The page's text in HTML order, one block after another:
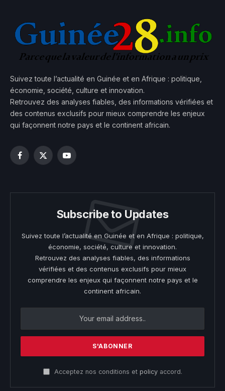
Suivez toute l’actualité en Guinée et en Afrique : politique,
économie, société, culture et innovation.
Retrouvez des analyses fiables, des informations vérifiées et
des contenus exclusifs pour mieux comprendre les enjeux
qui façonnent notre pays et le continent africain.
Facebook
X
YouTube
Subscribe to Updates
Suivez toute l’actualité en Guinée et en Afrique : politique,
économie, société, culture et innovation.
Retrouvez des analyses fiables, des informations
vérifiées et des contenus exclusifs pour mieux
comprendre les enjeux qui façonnent notre pays et le
continent africain.
Acceptez nos conditions et policyaccord.